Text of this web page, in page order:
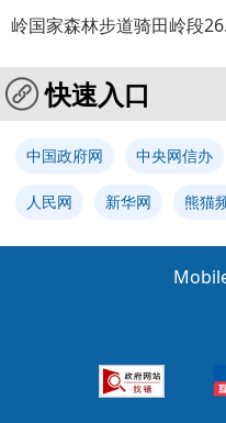
岭国家森林步道骑田岭段
快速入口
中国政府网 中央网信办
人民网 新华网 熊猫